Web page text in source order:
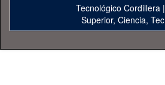
Tecnológico Cordillera |
Superior, Ciencia,